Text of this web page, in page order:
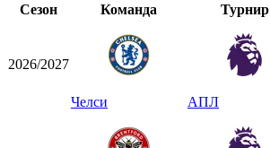
Сезон
Команда Турнир
2026/2027
Челси АПЛ